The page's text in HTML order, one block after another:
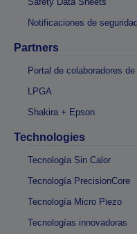
Notificaciones de seguridad
Partners
Portal de colaboradores
LPGA
Shakira + Epson
Technologies
Tecnología Sin Calor
Tecnología PrecisionCore
Tecnología Micro Piezo
Tecnologías innovadoras